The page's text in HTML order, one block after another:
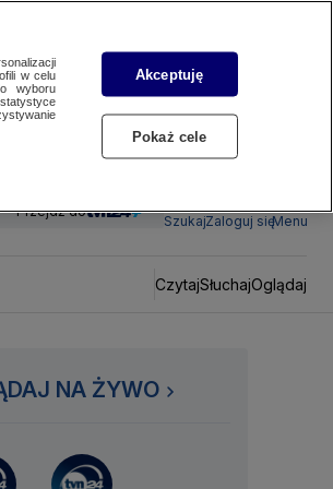
Przejdź do
SzukajZaloguj sięMenu
CzytajSłuchajOglądaj
NA ŻYWO
w celu
wyboru
Akceptuję
Pokaż cele